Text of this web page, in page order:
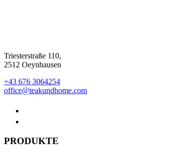
Triesterstraße 110,
2512 Oeynhausen
+43 676 3064254
office@teakundhome.com
PRODUKTE